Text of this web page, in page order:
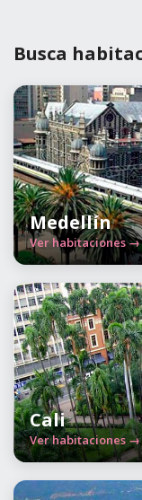
Busca
Medellín
Ver habitaciones →
Cali
Ver habitaciones →